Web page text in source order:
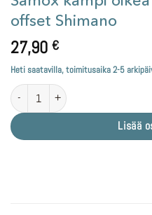
offset Shimano
27,90 €
Heti saatavilla, toimitusaika 2-5
Samox kampi oikea 175mm 13mm
Lisää